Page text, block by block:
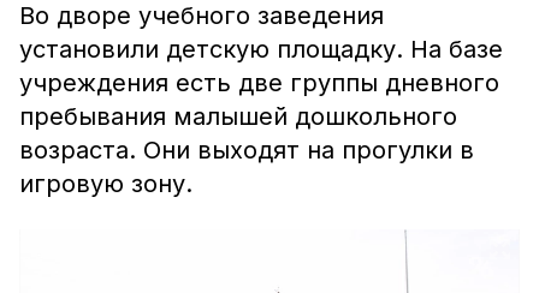
Во дворе учебного заведения
установили детскую площадку. На базе
учреждения есть две группы дневного
пребывания малышей дошкольного
возраста. Они выходят на прогулки в
игровую зону.